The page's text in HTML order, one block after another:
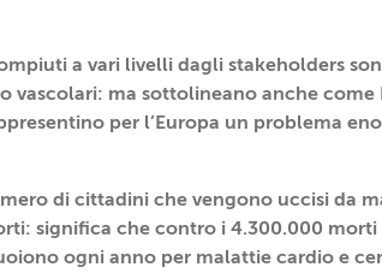
a vari livelli dagli stakeholders
vascolari: ma sottolineano anche
per l’Europa un problema
di cittadini che vengono uccisi da
significa che contro i 4.300.000
ogni anno per malattie cardio e